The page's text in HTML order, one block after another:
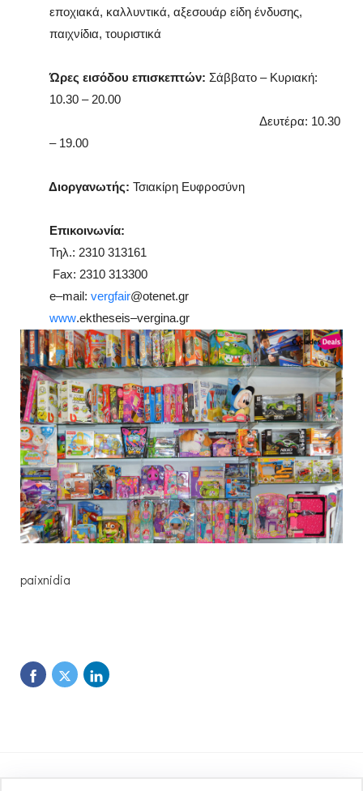
εποχιακά, καλλυντικά, αξεσουάρ είδη ένδυσης,
παιχνίδια, τουριστικά
Ώρες εισόδου επισκεπτών: Σάββατο – Κυριακή:
10.30 – 20.00
Δευτέρα: 10.30
– 19.00
Διοργανωτής: Τσιακίρη Ευφροσύνη
Επικοινωνία:
Τηλ.: 2310 313161
Fax: 2310 313300
e–mail : vergfair@otenet.gr
www.ektheseis–vergina.gr
paixnidia